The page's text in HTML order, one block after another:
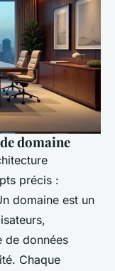
domaine
précis :
domaine est un
de données
Chaque